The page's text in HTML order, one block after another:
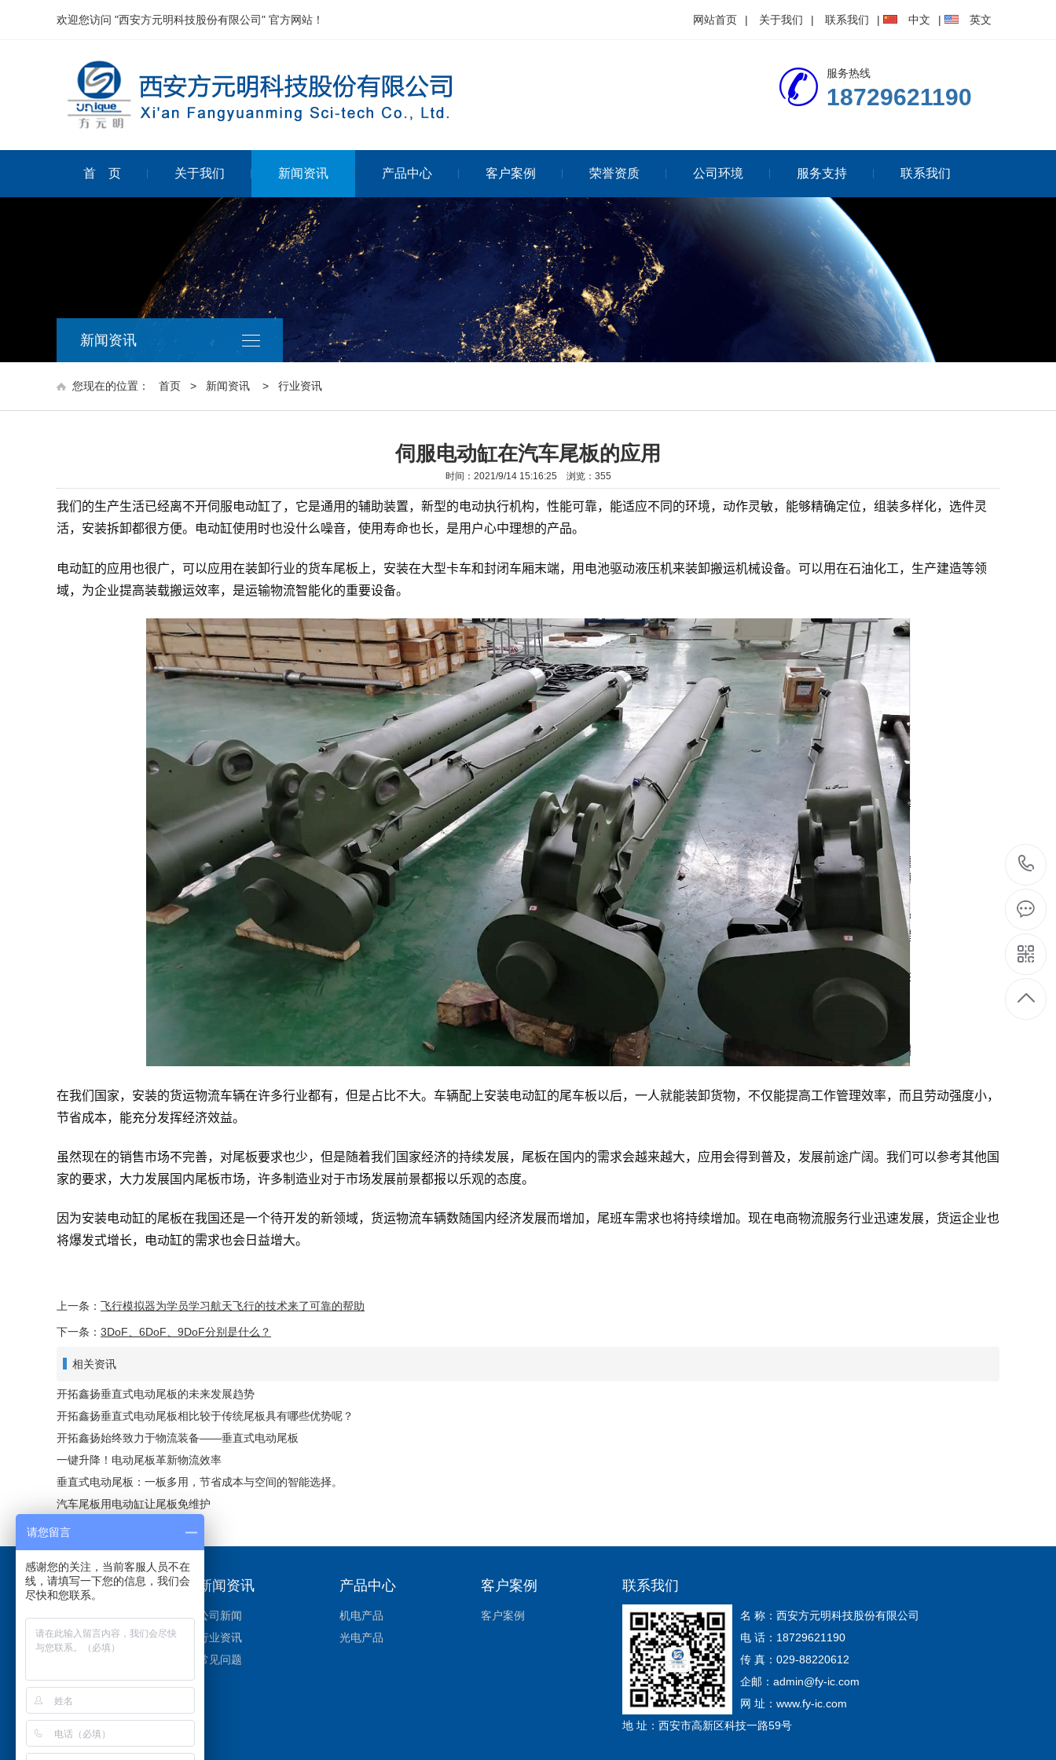
网站首页 | 关于我们 | 联系我们 | 中文 | 英文
欢迎您访问 "西安方元明科技股份有限公司" 官方网站！
服务热线
18729621190
首 页 关于我们 新闻资讯 产品中心 客户案例 荣誉资质 公司环境 服务支持 联系我们
新闻资讯
您现在的位置： 首页 > 新闻资讯 > 行业资讯
伺服电动缸在汽车尾板的应用
时间：2021/9/14 15:16:25 浏览： 355
我们的生产生活已经离不开伺服电动缸了，它是通用的辅助装置，新型的电动执行机构，性能可靠，能适应不同的环境，动作灵敏，能够精确定位，组装多样化，选件灵
活，安装拆卸都很方便。电动缸使用时也没什么噪音，使用寿命也长，是用户心中理想的产品。
电动缸的应用也很广，可以应用在装卸行业的货车尾板上，安装在大型卡车和封闭车厢末端，用电池驱动液压机来装卸搬运机械设备。可以用在石油化工，生产建造等领
域，为企业提高装载搬运效率，是运输物流智能化的重要设备。
在我们国家，安装的货运物流车辆在许多行业都有，但是占比不大。车辆配上安装电动缸的尾车板以后，一人就能装卸货物，不仅能提高工作管理效率，而且劳动强度小，
节省成本，能充分发挥经济效益。
虽然现在的销售市场不完善，对尾板要求也少，但是随着我们国家经济的持续发展，尾板在国内的需求会越来越大，应用会得到普及，发展前途广阔。我们可以参考其他国
家的要求，大力发展国内尾板市场，许多制造业对于市场发展前景都报以乐观的态度。
因为安装电动缸的尾板在我国还是一个待开发的新领域，货运物流车辆数随国内经济发展而增加，尾班车需求也将持续增加。现在电商物流服务行业迅速发展，货运企业也
将爆发式增长，电动缸的需求也会日益增大。
上一条： 飞行模拟器为学员学习航天飞行的技术来了可靠的帮助
下一条： 3DoF、6DoF、9DoF分别是什么？
相关资讯
开拓鑫扬垂直式电动尾板的未来发展趋势
开拓鑫扬垂直式电动尾板相比较于传统尾板具有哪些优势呢？
开拓鑫扬始终致力于物流装备——垂直式电动尾板
一键升降！电动尾板革新物流效率
垂直式电动尾板：一板多用，节省成本与空间的智能选择。
汽车尾板用电动缸让尾板免维护
关于我们
关于我们
企业文化
新闻资讯
公司新闻
行业资讯
常见问题
产品中心
机电产品
光电产品
客户案例
客户案例
联系我们
名 称：西安方元明科技股份有限公司
电 话：18729621190
传 真：029-88220612
企邮：admin@fy-ic.com
网 址：www.fy-ic.com
地 址：西安市高新区科技一路59号
请您留言
感谢您的关注，当前客服人员不在
线，请填写一下您的信息，我们会
尽快和您联系。